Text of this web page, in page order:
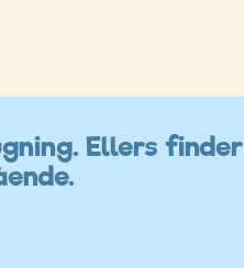
Ellers finder